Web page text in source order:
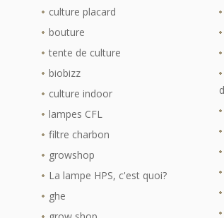
culture placard
bouture
tente de culture
biobizz
culture indoor
lampes CFL
filtre charbon
growshop
La lampe HPS, c'est quoi?
ghe